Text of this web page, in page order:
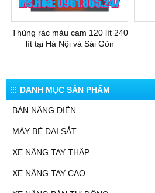
DANH MỤC SẢN PHẨM
BÀN NÂNG ĐIỆN
MÁY BẺ ĐAI SẮT
XE NÂNG TAY THẤP
XE NÂNG TAY CAO
Thùng rác màu cam 120 lít 240
lít tại Hà Nội và Sài Gòn